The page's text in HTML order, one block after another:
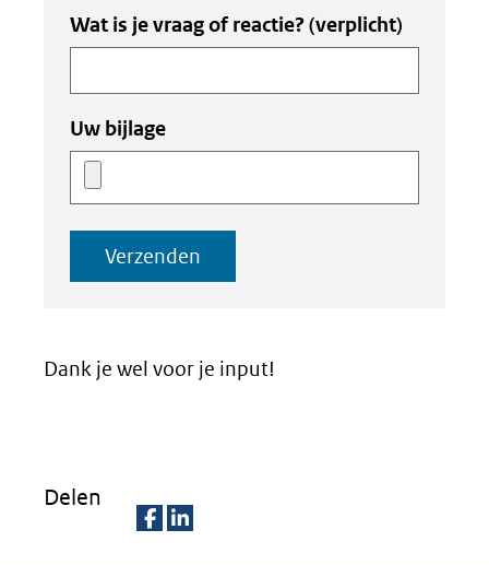
Wat is je vraag of reactie?(verplicht)
Uw bijlage
Verzenden
Dank je wel voor je input!
Delen